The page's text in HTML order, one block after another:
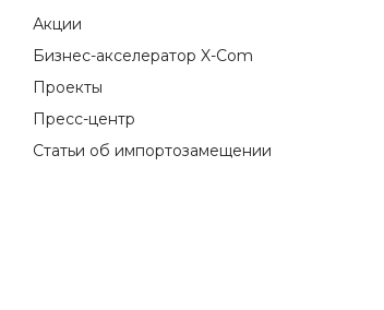
Акции
Бизнес-акселератор X-Com
Проекты
Пресс-центр
Статьи об импортозамещении